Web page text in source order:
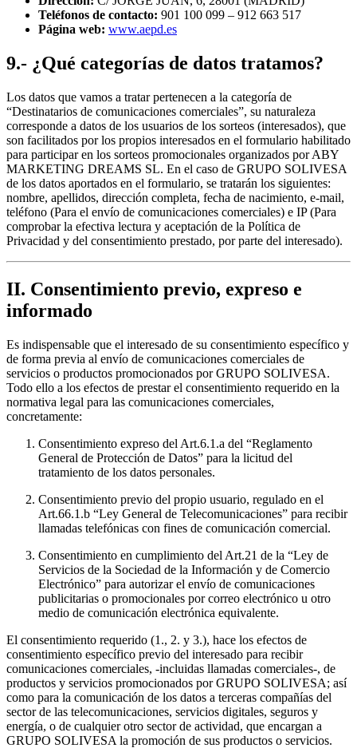
Teléfonos de contacto: 901 100 099 – 912 663 517
Página web: www.aepd.es
9.- ¿Qué categorías de datos tratamos?
Los datos que vamos a tratar pertenecen a la categoría de
“Destinatarios de comunicaciones comerciales”, su naturaleza
corresponde a datos de los usuarios de los sorteos (interesados), que
son facilitados por los propios interesados en el formulario habilitado
para participar en los sorteos promocionales organizados por ABY
MARKETING DREAMS SL. En el caso de GRUPO SOLIVESA
de los datos aportados en el formulario, se tratarán los siguientes:
nombre, apellidos, dirección completa, fecha de nacimiento, e-mail,
teléfono (Para el envío de comunicaciones comerciales) e IP (Para
comprobar la efectiva lectura y aceptación de la Política de
Privacidad y del consentimiento prestado, por parte del interesado).
II. Consentimiento previo, expreso e
informado
Es indispensable que el interesado de su consentimiento específico y
de forma previa al envío de comunicaciones comerciales de
servicios o productos promocionados por GRUPO SOLIVESA.
Todo ello a los efectos de prestar el consentimiento requerido en la
normativa legal para las comunicaciones comerciales,
concretamente:
Consentimiento expreso del Art.6.1.a del “Reglamento
General de Protección de Datos” para la licitud del
tratamiento de los datos personales.
Consentimiento previo del propio usuario, regulado en el
Art.66.1.b “Ley General de Telecomunicaciones” para recibir
llamadas telefónicas con fines de comunicación comercial.
Consentimiento en cumplimiento del Art.21 de la “Ley de
Servicios de la Sociedad de la Información y de Comercio
Electrónico” para autorizar el envío de comunicaciones
publicitarias o promocionales por correo electrónico u otro
medio de comunicación electrónica equivalente.
El consentimiento requerido (1., 2. y 3.), hace los efectos de
consentimiento específico previo del interesado para recibir
comunicaciones comerciales, -incluidas llamadas comerciales-, de
productos y servicios promocionados por GRUPO SOLIVESA; así
como para la comunicación de los datos a terceras compañías del
sector de las telecomunicaciones, servicios digitales, seguros y
energía, o de cualquier otro sector de actividad, que encargan a
GRUPO SOLIVESA la promoción de sus productos o servicios.